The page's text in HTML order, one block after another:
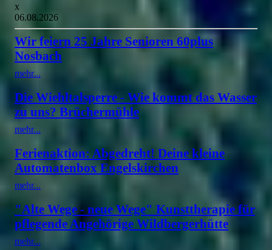
x
06.08.2026
Wir feiern 25 Jahre Senioren 60plus
Nosbach
mehr...
Die Wiehltalsperre - Wie kommt das Wasser
zu uns? Brüchermühle
mehr...
Ferienaktion: Abgedreht! Deine kleine
Automatenbox Engelskirchen
mehr...
"Alte Wege - neue Wege" Kunsttherapie für
pflegende Angehörige Wildbergerhütte
mehr...